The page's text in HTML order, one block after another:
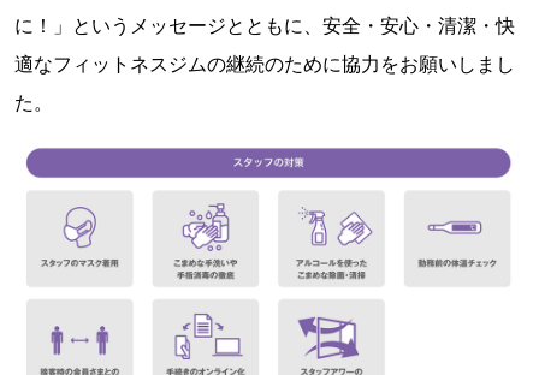
に！」というメッセージとともに、安全・安心・清潔・快
適なフィットネスジムの継続のために協力をお願いしまし
た。